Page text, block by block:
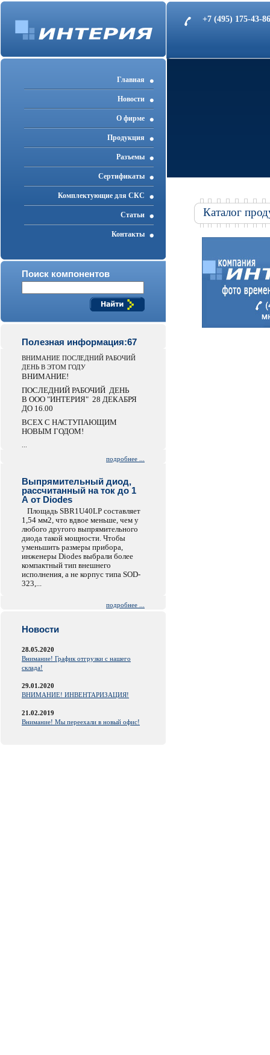
+7 (495) 175-43-
Главная
Новости
О фирме
Продукция
Разъемы
Cертификаты
Комплектующие для СКС
Статьи
Контакты
Поиск компонентов
Полезная информация:67
ВНИМАНИЕ ПОСЛЕДНИЙ РАБОЧИЙ
ДЕНЬ В ЭТОМ ГОДУ
ВНИМАНИЕ!
ПОСЛЕДНИЙ РАБОЧИЙ ДЕНЬ
В ООО "ИНТЕРИЯ" 28 ДЕКАБРЯ
ДО 16.00
ВСЕХ С НАСТУПАЮЩИМ
НОВЫМ ГОДОМ!
подробнее ...
Выпрямительный диод,
рассчитанный на ток до 1
А от Diodes
Площадь SBR1U40LP составляет
1,54 мм2, что вдвое меньше, чем у
любого другого выпрямительного
диода такой мощности. Чтобы
уменьшить размеры прибора,
инженеры Diodes выбрали более
компактный тип внешнего
исполнения, а не корпус типа SOD-
323,...
подробнее ...
Новости
28.05.2020
Внимание! График отгрузки с нашего
склада!
29.01.2020
ВНИМАНИЕ! ИНВЕНТАРИЗАЦИЯ!
21.02.2019
Внимание! Мы переехали в новый офис!
Каталог